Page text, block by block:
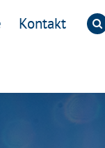
Kontakt